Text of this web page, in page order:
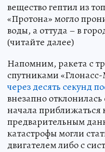
вещество гептил из
«Протона» могло
воды, а оттуда – в
(читайте далее)
Напомним, ракета с
спутниками
через десять секунд
внезапно
начала приближаться
предварительным
катастрофы могли
двигателем либо с